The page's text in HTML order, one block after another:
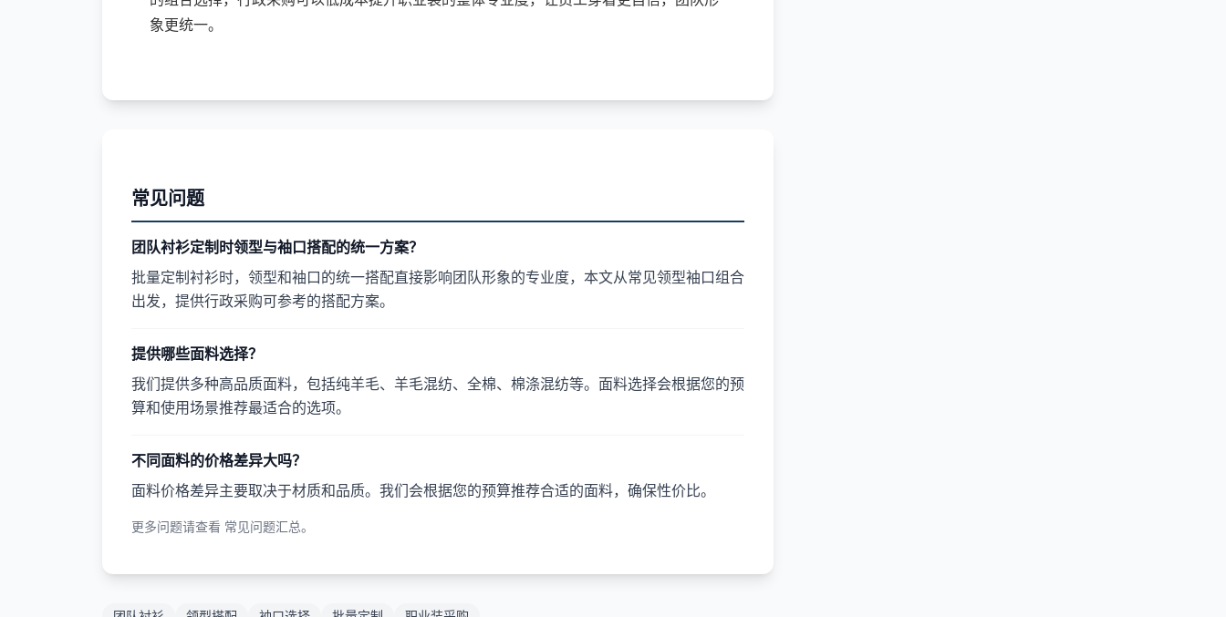
象更统一。
常见问题
团队衬衫定制时领型与袖口搭配的统一方案？
批量定制衬衫时，领型和袖口的统一搭配直接影响团队形象的专业度，本文从常见领型袖口组合
出发，提供行政采购可参考的搭配方案。
提供哪些面料选择？
我们提供多种高品质面料，包括纯羊毛、羊毛混纺、全棉、棉涤混纺等。面料选择会根据您的预
算和使用场景推荐最适合的选项。
不同面料的价格差异大吗？
面料价格差异主要取决于材质和品质。我们会根据您的预算推荐合适的面料，确保性价比。
更多问题请查看 常见问题汇总。